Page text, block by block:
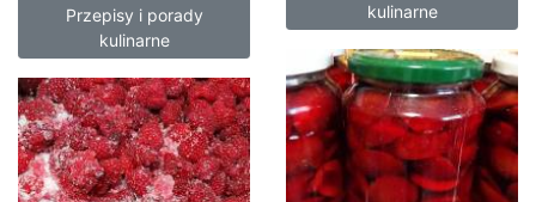
Przepisy i porady
kulinarne
kulinarne